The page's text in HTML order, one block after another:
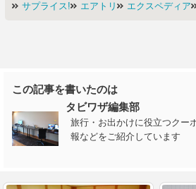
サプライス!
エアトリ エクスペディア
この記事を書いたのは
タビワザ編集部
旅行・お出かけに役立つクー
報などをご紹介しています